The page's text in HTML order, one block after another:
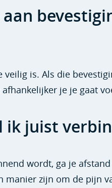
is. Als die
je je gaat
juist
wordt, ga je afstand
manier zijn om de pijn